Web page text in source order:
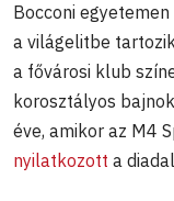
Bocconi
a világelitbe
a fővárosi klub
korosztályos
éve, amikor az M4
nyilatkozott a